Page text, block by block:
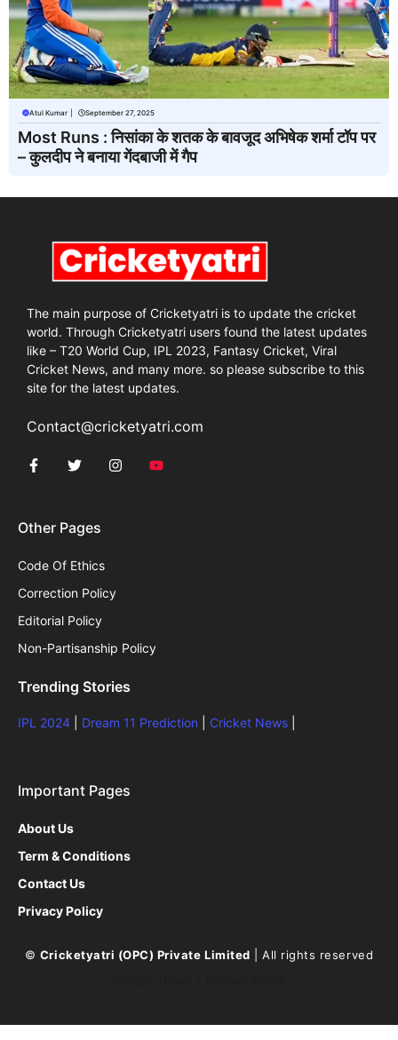
Atul Kumar September 27, 2025
Most Runs : निसांका के शतक के बावजूद अभिषेक शर्मा टॉप पर
– कुलदीप ने बनाया गेंदबाजी में गैप
The main purpose of Cricketyatri is to update the cricket
world. Through Cricketyatri users found the latest updates
like – T20 World Cup, IPL 2023, Fantasy Cricket, Viral
Cricket News, and many more. so please subscribe to this
site for the latest updates.
Contact@cricketyatri.com
Other Pages
Code Of Ethics
Correction Policy
Editorial Policy
Non-Partisanship Policy
Trending Stories
IPL 2024 Dream 11 Prediction Cricket News
Important Pages
About Us
Term & Conditions
Contact Us
Privacy Policy
© Cricketyatri (OPC) Private Limited | All rights reserved